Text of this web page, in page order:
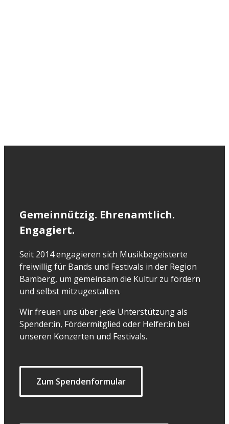
Gemeinnützig. Ehrenamtlich.
Engagiert.
Seit 2014 engagieren sich Musikbegeisterte
freiwillig für Bands und Festivals in der Region
Bamberg, um gemeinsam die Kultur zu fördern
und selbst mitzugestalten.
Wir freuen uns über jede Unterstützung als
Spender:in, Fördermitglied oder Helfer:in bei
unseren Konzerten und Festivals.
Zum Spendenformular